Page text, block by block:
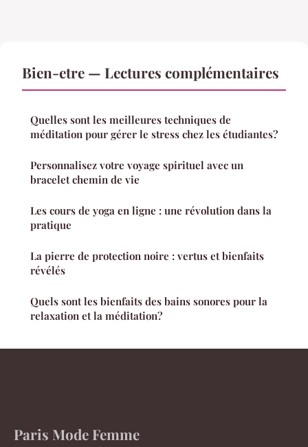
Bien-etre — Lectures complémentaires
Quelles sont les meilleures techniques de
méditation pour gérer le stress chez les étudiantes?
Personnalisez votre voyage spirituel avec un
bracelet chemin de vie
Les cours de yoga en ligne : une révolution dans la
pratique
La pierre de protection noire : vertus et bienfaits
révélés
Quels sont les bienfaits des bains sonores pour la
relaxation et la méditation?
Paris Mode Femme